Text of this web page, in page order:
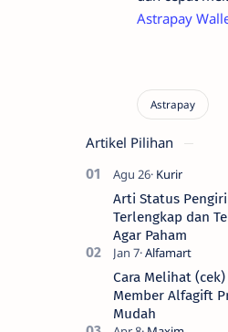
Astrapay
Artikel Pilihan
Arti Status
Terlengkap dan
Agar Paham
Cara Melihat
Member Alfagift
Mudah